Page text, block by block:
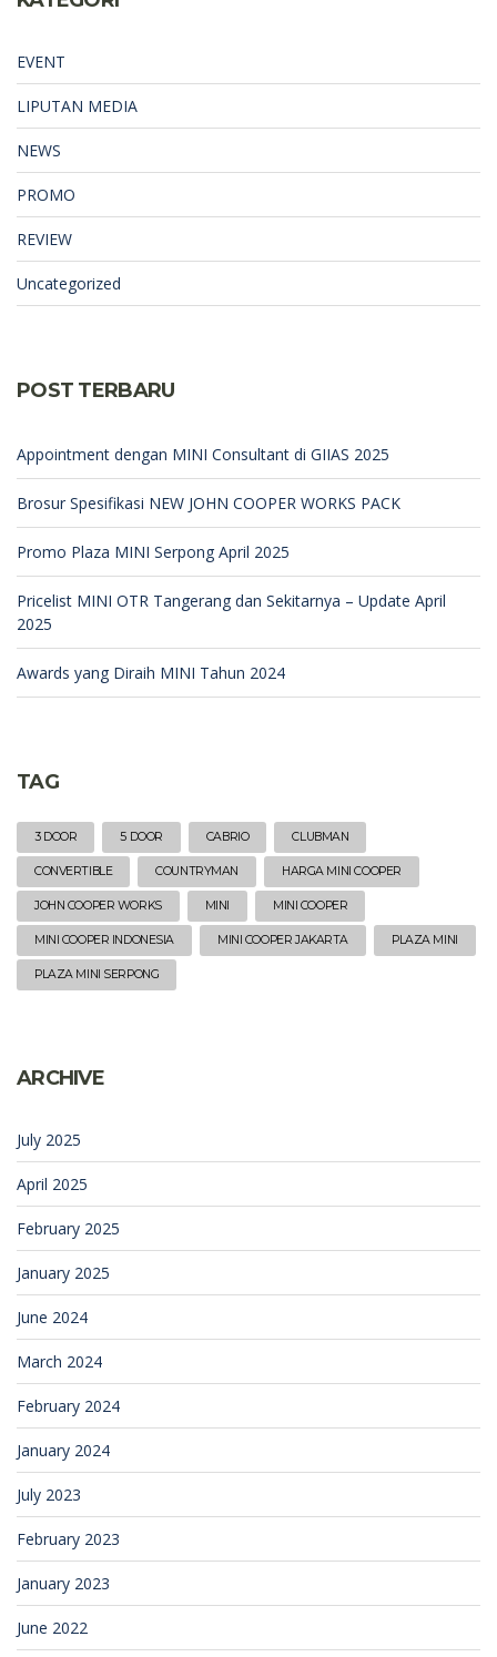
EVENT
LIPUTAN MEDIA
NEWS
PROMO
REVIEW
Uncategorized
POST TERBARU
Appointment dengan MINI Consultant di GIIAS 2025
Brosur Spesifikasi NEW JOHN COOPER WORKS PACK
Promo Plaza MINI Serpong April 2025
Pricelist MINI OTR Tangerang dan Sekitarnya – Update April
2025
Awards yang Diraih MINI Tahun 2024
TAG
3 DOOR 5 DOOR CABRIO CLUBMAN
CONVERTIBLE COUNTRYMAN HARGA MINI COOPER
JOHN COOPER WORKS MINI MINI COOPER
MINI COOPER INDONESIA MINI COOPER JAKARTA PLAZA MINI
PLAZA MINI SERPONG
ARCHIVE
July 2025
April 2025
February 2025
January 2025
June 2024
March 2024
February 2024
January 2024
July 2023
February 2023
January 2023
June 2022